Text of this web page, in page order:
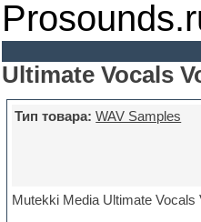
Ultimate Vocals
Тип товара: WAV Samples
Mutekki Media Ultimate Vocals